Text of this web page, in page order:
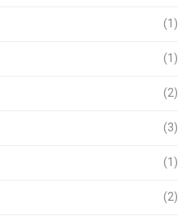
(1)
(1)
(2)
(3)
(1)
(2)